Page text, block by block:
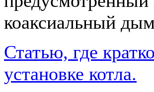
коаксиальный
Статью, где
установке котла.